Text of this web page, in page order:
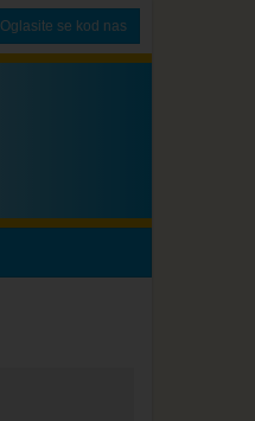
Oglasite se kod nas